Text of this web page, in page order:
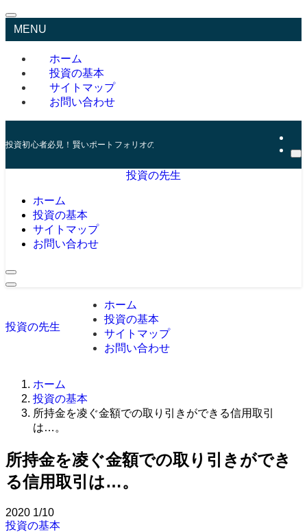
MENU
ホーム
投資の基本
サイトマップ
お問い合わせ
投資初心者必見！賢いポートフォリオの組み方とリスク管理の秘訣
投資の先生
ホーム
投資の基本
サイトマップ
お問い合わせ
投資の先生
ホーム
投資の基本
サイトマップ
お問い合わせ
ホーム
投資の基本
所持金を凌ぐ金額での取り引きができる信用取引
は…。
所持金を凌ぐ金額での取り引きができ
る信用取引は…。
2020 1/10
投資の基本